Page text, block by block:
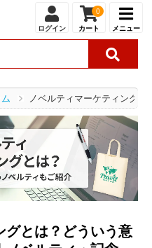
ログイン
0
カート メニュー
ノベルティマーケティング
グとは？どういう意